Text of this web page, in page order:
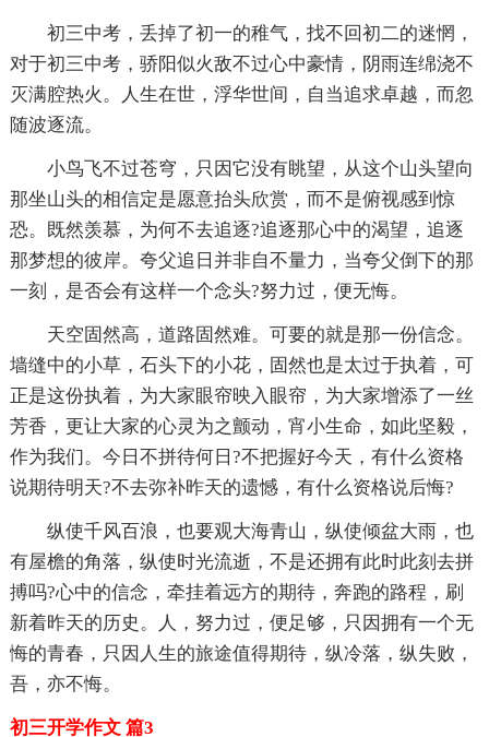
初三中考，丢掉了初一的稚气，找不回初二的迷惘，
对于初三中考，骄阳似火敌不过心中豪情，阴雨连绵浇不
灭满腔热火。人生在世，浮华世间，自当追求卓越，而忽
随波逐流。
小鸟飞不过苍穹，只因它没有眺望，从这个山头望向
那坐山头的相信定是愿意抬头欣赏，而不是俯视感到惊
恐。既然羡慕，为何不去追逐?追逐那心中的渴望，追逐
那梦想的彼岸。夸父追日并非自不量力，当夸父倒下的那
一刻，是否会有这样一个念头?努力过，便无悔。
天空固然高，道路固然难。可要的就是那一份信念。
墙缝中的小草，石头下的小花，固然也是太过于执着，可
正是这份执着，为大家眼帘映入眼帘，为大家增添了一丝
芳香，更让大家的心灵为之颤动，宵小生命，如此坚毅，
作为我们。今日不拼待何日?不把握好今天，有什么资格
说期待明天?不去弥补昨天的遗憾，有什么资格说后悔?
纵使千风百浪，也要观大海青山，纵使倾盆大雨，也
有屋檐的角落，纵使时光流逝，不是还拥有此时此刻去拼
搏吗?心中的信念，牵挂着远方的期待，奔跑的路程，刷
新着昨天的历史。人，努力过，便足够，只因拥有一个无
悔的青春，只因人生的旅途值得期待，纵冷落，纵失败，
吾，亦不悔。
初三开学作文 篇3